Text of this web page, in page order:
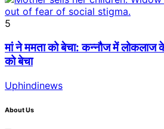
5
मां ने ममता को बेचा: कन्नौज में
को बेचा
Uphindinews
About Us